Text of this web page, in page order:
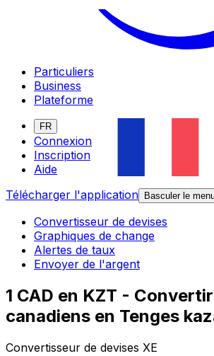
Particuliers
Business
Plateforme
FR
Connexion
Inscription
Aide
Télécharger l'application
Basculer le
Convertisseur de devises
Graphiques de change
Alertes de taux
Envoyer de l'argent
1 CAD en KZT -
canadiens en Tenges
Convertisseur de devises XE